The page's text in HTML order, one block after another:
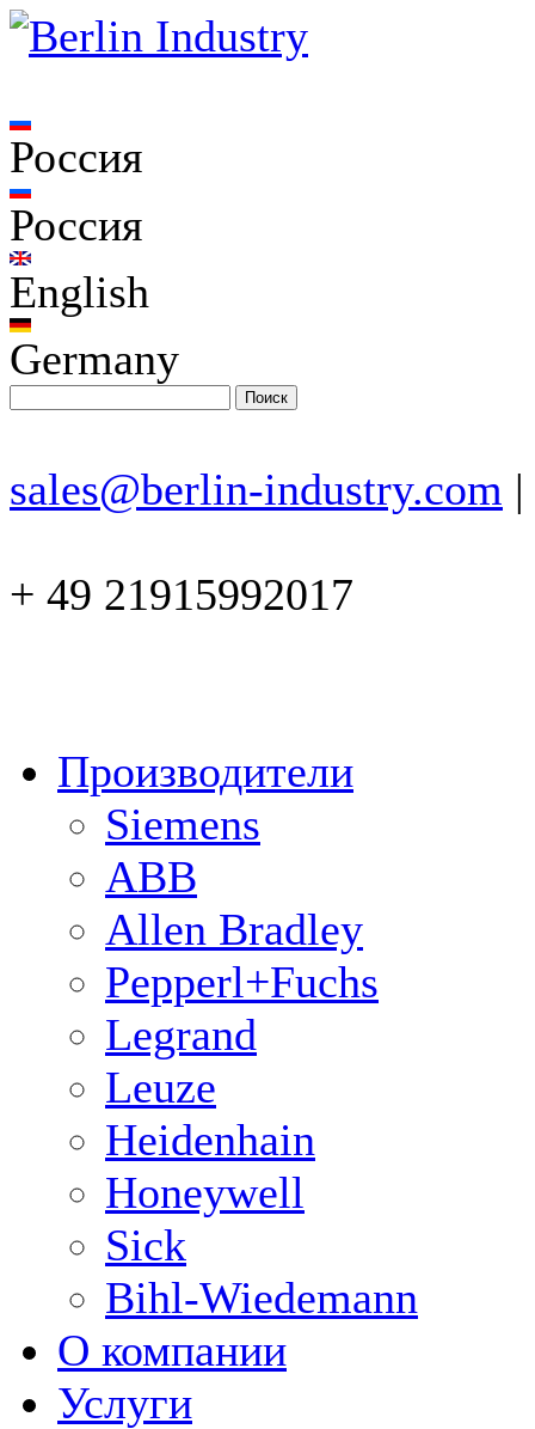
Россия
Россия
English
Germany
sales@berlin-industry.com |
+ 49 21915992017
Производители
Siemens
ABB
Allen Bradley
Pepperl+Fuchs
Legrand
Leuze
Heidenhain
Honeywell
Sick
Bihl-Wiedemann
О компании
Услуги